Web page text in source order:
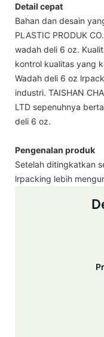
Detail cepat
Bahan dan desain
PLASTIC PRODUK
wadah deli 6 oz.
kontrol kualitas yang
Wadah deli 6 oz
industri. TAISHAN
LTD sepenuhnya
deli 6 oz.
Pengenalan produk
Setelah ditingkatkan
lrpacking lebih